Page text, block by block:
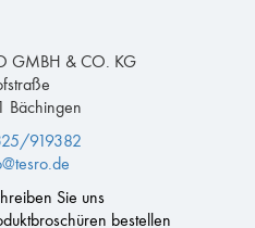
GMBH & CO. KG
Bächingen
919382
Sie uns
bestellen